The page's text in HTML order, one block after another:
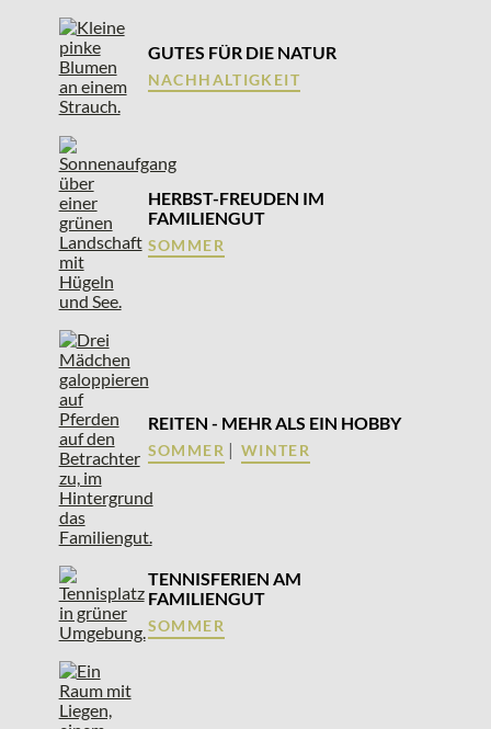
GUTES FÜR DIE NATUR
NACHHALTIGKEIT
HERBST-FREUDEN IM
FAMILIENGUT
SOMMER
REITEN - MEHR ALS EIN HOBBY
SOMMER | WINTER
TENNISFERIEN AM
FAMILIENGUT
SOMMER